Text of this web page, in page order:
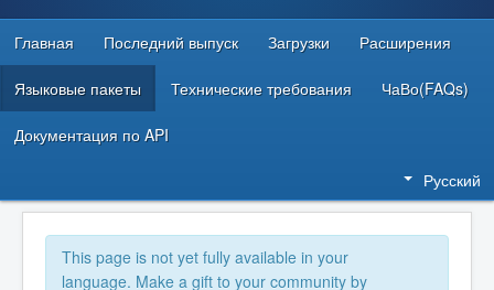
РЕСУРСЫ ДЛЯ РАЗРАБОТЧИКОВ
Главная Последний выпуск Загрузки Расширения
Языковые пакеты Технические требования ЧаВо(FAQs)
Документация по API
Русский
This page is not yet fully available in your
language. Make a gift to your community by